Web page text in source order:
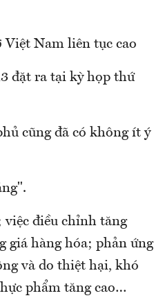
Nam liên tục cao
đặt ra tại kỳ họp thứ
cũng đã có không ít ý
điều chỉnh tăng
giá hàng hóa; phản ứng
và do thiệt hại, khó
phẩm tăng cao…